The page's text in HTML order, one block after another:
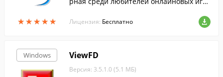
★★★★★
★★★★★ Лицензия: Бесплатно
Windows ViewFD
Версия: 3.5.1.0 (5.1 МБ)